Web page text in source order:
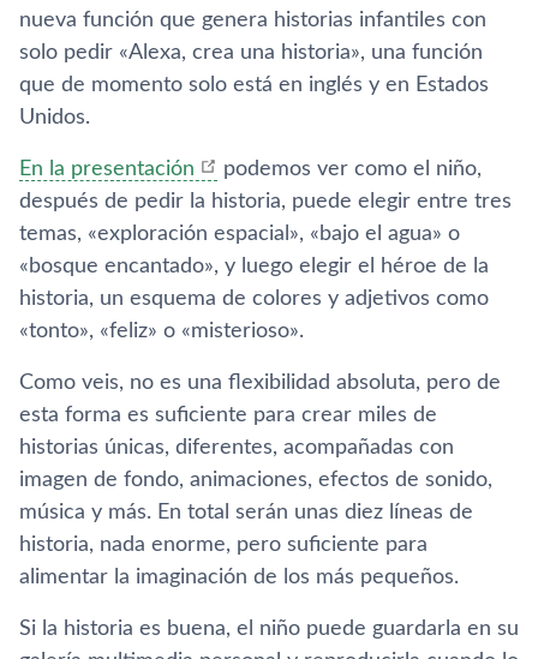
nueva función que genera historias infantiles con
solo pedir «Alexa, crea una historia», una función
que de momento solo está en inglés y en Estados
Unidos.
En la presentación
podemos ver como el niño,
después de pedir la historia, puede elegir entre tres
temas, «exploración espacial», «bajo el agua» o
«bosque encantado», y luego elegir el héroe de la
historia, un esquema de colores y adjetivos como
«tonto», «feliz» o «misterioso».
Como veis, no es una flexibilidad absoluta, pero de
esta forma es suficiente para crear miles de
historias únicas, diferentes, acompañadas con
imagen de fondo, animaciones, efectos de sonido,
música y más. En total serán unas diez líneas de
historia, nada enorme, pero suficiente para
alimentar la imaginación de los más pequeños.
Si la historia es buena, el niño puede guardarla en su